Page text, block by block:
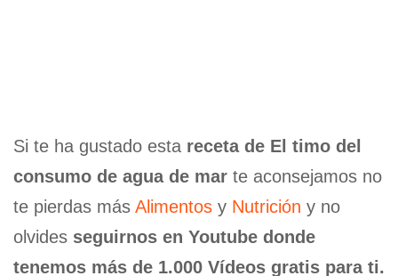
Si te ha gustado esta receta de El timo del
consumo de agua de mar te aconsejamos no
te pierdas más Alimentos y Nutrición y no
olvides seguirnos en Youtube donde
tenemos más de 1.000 Vídeos gratis para ti.